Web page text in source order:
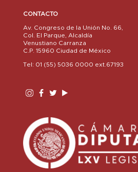
CONTACTO
Av. Congreso de la Unión No. 66,
Col. El Parque, Alcaldía
Venustiano Carranza
C.P. 15960 Ciudad de México
Tel: 01 (55) 5036 0000 ext.67193